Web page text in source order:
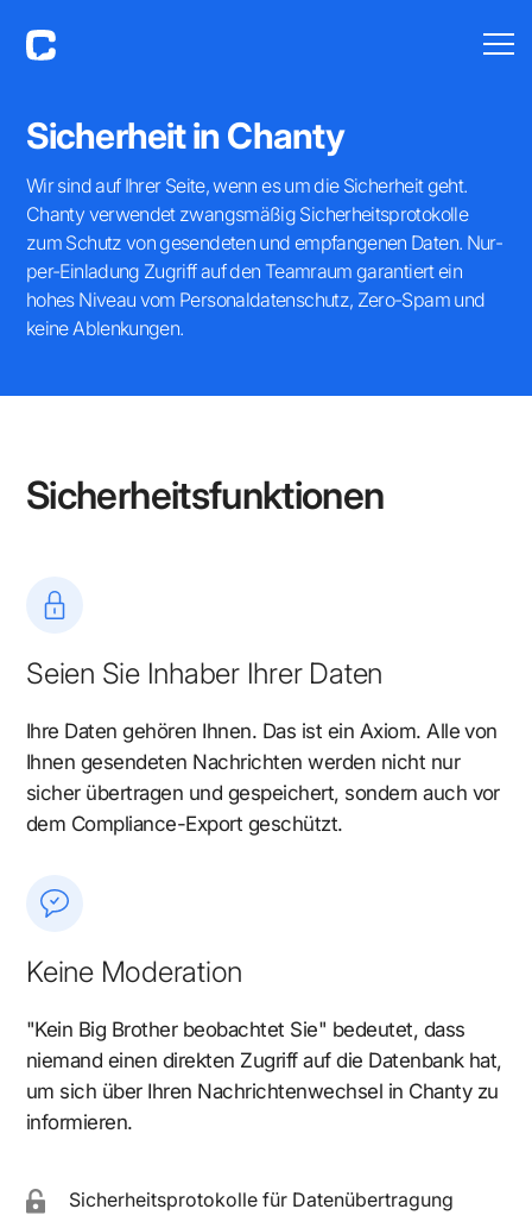
Sicherheit in Chanty
Wir sind auf Ihrer Seite, wenn es um die Sicherheit geht.
Chanty verwendet zwangsmäßig Sicherheitsprotokolle
zum Schutz von gesendeten und empfangenen Daten. Nur-
per-Einladung Zugriff auf den Teamraum garantiert ein
hohes Niveau vom Personaldatenschutz, Zero-Spam und
keine Ablenkungen.
Sicherheitsfunktionen
Seien Sie Inhaber Ihrer Daten
Ihre Daten gehören Ihnen. Das ist ein Axiom. Alle von
Ihnen gesendeten Nachrichten werden nicht nur
sicher übertragen und gespeichert, sondern auch vor
dem Compliance-Export geschützt.
Keine Moderation
"Kein Big Brother beobachtet Sie" bedeutet, dass
niemand einen direkten Zugriff auf die Datenbank hat,
um sich über Ihren Nachrichtenwechsel in Chanty zu
informieren.
Sicherheitsprotokolle für Datenübertragung